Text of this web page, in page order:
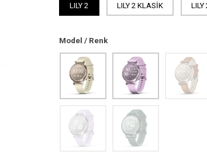
LILY 2 LILY 2 KLASİK LILY
Model / Renk